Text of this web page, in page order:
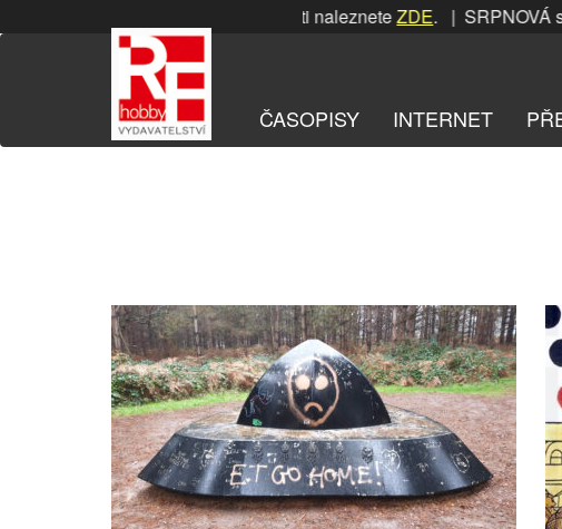
na
soutěž! Podrobnosti nalezneteZDE. | SRPNOVÁ soutěž!
ČASOPISY INTERNET